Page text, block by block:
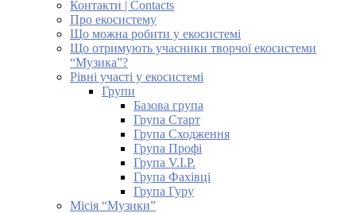
Контакти | Contacts
Про екосистему
Що можна робити у екосистемі
Що отримують учасники творчої екосистеми
“Музика”?
Рівні участі у екосистемі
Групи
Базова група
Група Старт
Група Сходження
Група Профі
Група V.I.P.
Група Фахівці
Група Гуру
Місія “Музики”